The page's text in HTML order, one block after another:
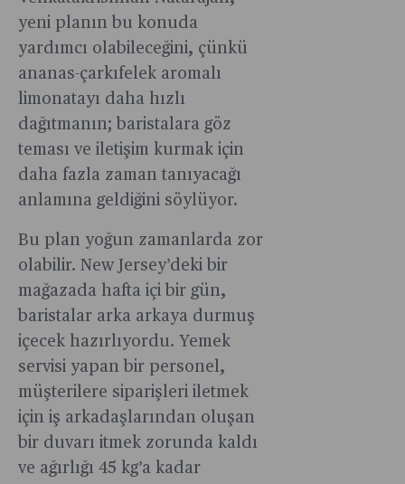
yeni planın bu konuda
yardımcı olabileceğini, çünkü
ananas-çarkıfelek aromalı
limonatayı daha hızlı
dağıtmanın; baristalara göz
teması ve iletişim kurmak için
daha fazla zaman tanıyacağı
anlamına geldiğini söylüyor.
Bu plan yoğun zamanlarda zor
olabilir. New Jersey’deki bir
mağazada hafta içi bir gün,
baristalar arka arkaya durmuş
içecek hazırlıyordu. Yemek
servisi yapan bir personel,
müşterilere siparişleri iletmek
için iş arkadaşlarından oluşan
bir duvarı itmek zorunda kaldı
ve ağırlığı 45 kg’a kadar